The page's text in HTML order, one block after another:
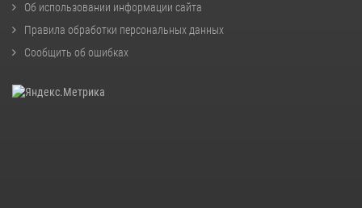
Об использовании информации сайта
Правила обработки персональных данных
Сообщить об ошибках